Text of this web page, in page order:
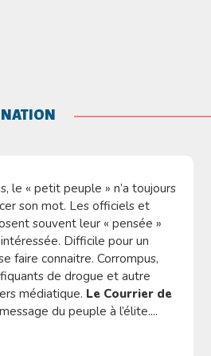
NATION
le « petit peuple » n’a toujours
son mot. Les officiels et
souvent leur « pensée »
Difficile pour un
faire connaitre. Corrompus,
de drogue et autre
médiatique. Le Courrier de
du peuple à l’élite....